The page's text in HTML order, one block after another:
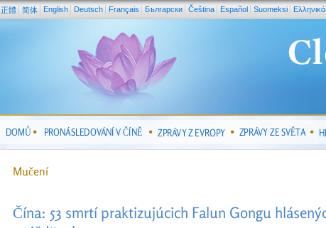
正體 简体 English Deutsch Français Български Čeština Español Suomeksi Ελληνικά
DOMŮ PRONÁSLEDOVÁNÍ V ČÍNĚ ZPRÁVY Z EVROPY ZPRÁVY ZE SVĚTA
Mučení
Čína: 53 smrtí praktizujúcich Falun Gongu